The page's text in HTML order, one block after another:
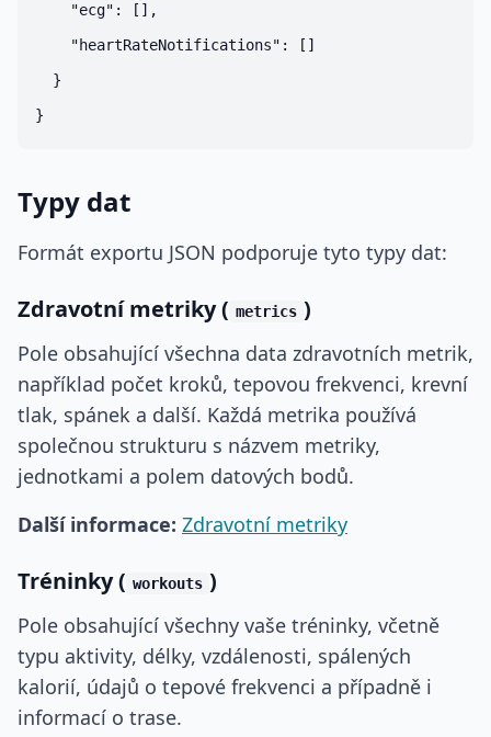
    "ecg": [],
    "heartRateNotifications": []
  }
Typy dat
Formát exportu JSON podporuje tyto typy dat:
Zdravotní metriky ( metrics )
Pole obsahující všechna data zdravotních metrik,
například počet kroků, tepovou frekvenci, krevní
tlak, spánek a další. Každá metrika používá
společnou strukturu s názvem metriky,
jednotkami a polem datových bodů.
Další informace: Zdravotní metriky
Tréninky ( workouts )
Pole obsahující všechny vaše tréninky, včetně
typu aktivity, délky, vzdálenosti, spálených
kalorií, údajů o tepové frekvenci a případně i
informací o trase.